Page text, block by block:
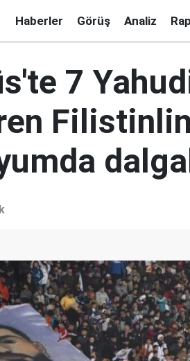
Haberler Görüş Analiz
7